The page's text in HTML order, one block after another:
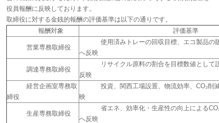
役員報酬に反映しております。
取締役に対する金銭的報酬の評価基準は以下の通りです。
報酬対象
評価基準
営業専務取締役
使用済みトレーの回収目標、エコ製品の
へ反映
調達専務取締役
リサイクル原料の割合を目標数値として
反映
経営企画室専務取
締役
投資、関西工場設置、物流効率、CO₂削減
映
生産専務取締役
省エネ、効率化・生産性の向上によるCO₂
へ反映